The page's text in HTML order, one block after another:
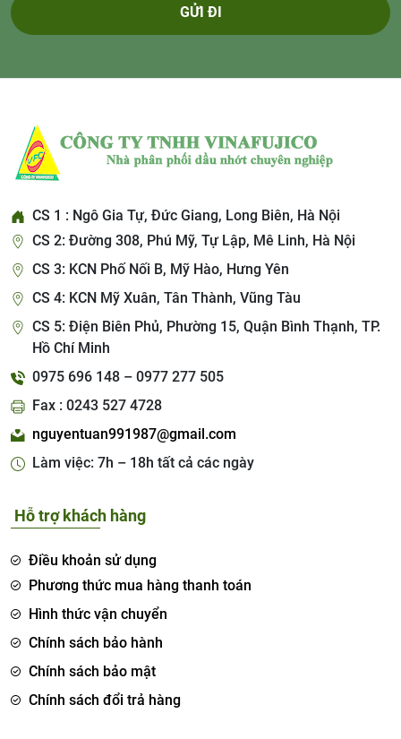
GỬI ĐI
CS 1 : Ngô Gia Tự, Đức Giang, Long Biên, Hà Nội
CS 2: Đường 308, Phú Mỹ, Tự Lập, Mê Linh, Hà Nội
CS 3: KCN Phố Nối B, Mỹ Hào, Hưng Yên
CS 4: KCN Mỹ Xuân, Tân Thành, Vũng Tàu
CS 5: Điện Biên Phủ, Phường 15, Quận Bình Thạnh, TP.
Hồ Chí Minh
0975 696 148 – 0977 277 505
Fax : 0243 527 4728
nguyentuan991987@gmail.com
Làm việc: 7h – 18h tất cả các ngày
Hỗ trợ khách hàng
Điều khoản sử dụng
Phương thức mua hàng thanh toán
Hình thức vận chuyển
Chính sách bảo hành
Chính sách bảo mật
Chính sách đổi trả hàng